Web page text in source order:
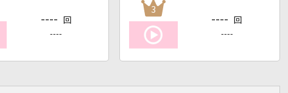
---- 回
----
3
---- 回
----